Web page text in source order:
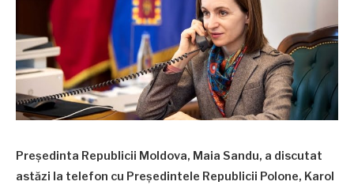
Președinta Republicii Moldova, Maia Sandu, a discutat
astăzi la telefon cu Președintele Republicii Polone, Karol